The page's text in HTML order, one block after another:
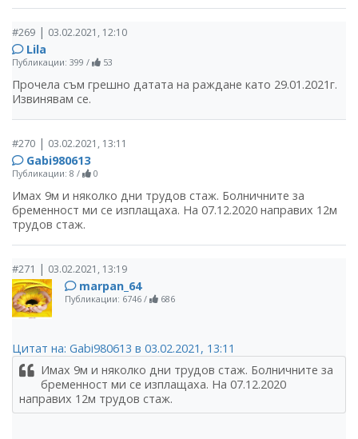
#269 | 03.02.2021, 12:10
Lila
Публикации: 399 / 53
Прочела съм грешно датата на раждане като 29.01.2021г.
Извинявам се.
#270 | 03.02.2021, 13:11
Gabi980613
Публикации: 8 / 0
Имах 9м и няколко дни трудов стаж. Болничните за
бременност ми се изплащаха. На 07.12.2020 направих 12м
трудов стаж.
#271 | 03.02.2021, 13:19
marpan_64
Публикации: 6746 / 686
Цитат на: Gabi980613 в 03.02.2021, 13:11
Имах 9м и няколко дни трудов стаж. Болничните за
бременност ми се изплащаха. На 07.12.2020
направих 12м трудов стаж.